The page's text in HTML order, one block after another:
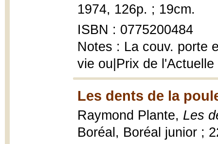
1974, 126p. ; 19cm.
ISBN : 0775200484
Notes : La couv. porte
vie ou|Prix de l'Actuelle
Les dents de la
Raymond Plante, Les
Boréal, Boréal junior ;